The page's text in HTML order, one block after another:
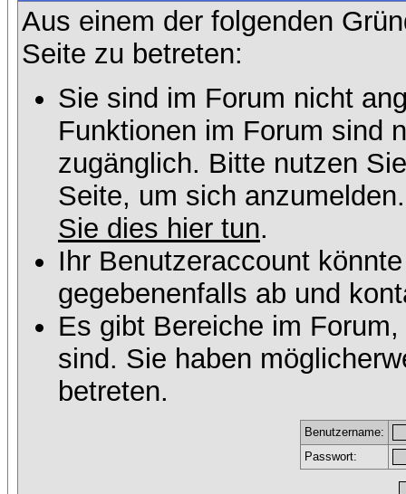
Aus einem der folgenden
Seite zu betreten:
Sie sind im Forum nicht
Funktionen im Forum sind
zugänglich. Bitte nutzen
Seite, um sich
Sie dies hier tun.
Ihr Benutzeraccount
gegebenenfalls ab und
Es gibt Bereiche im
sind. Sie haben
betreten.
Benutzername:
Passwort: